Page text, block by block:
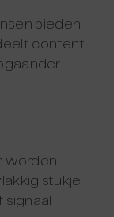
bieden
content
worden
stukje.